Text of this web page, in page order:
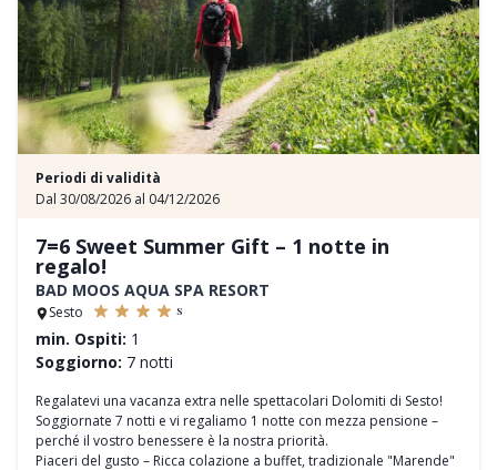
Periodi di validità
Dal 30/08/2026 al 04/12/2026
7=6 Sweet Summer Gift – 1 notte in
regalo!
BAD MOOS AQUA SPA RESORT
Sesto s
min. Ospiti: 1
Soggiorno: 7 notti
Regalatevi una vacanza extra nelle spettacolari Dolomiti di Sesto!
Soggiornate 7 notti e vi regaliamo 1 notte con mezza pensione –
perché il vostro benessere è la nostra priorità.
Piaceri del gusto – Ricca colazione a buffet, tradizionale "Marende"